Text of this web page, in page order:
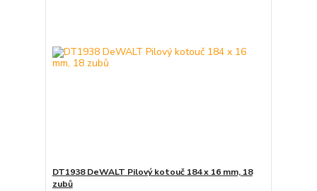
DT1938 DeWALT Pilový kotouč 184 x 16 mm, 18
zubů